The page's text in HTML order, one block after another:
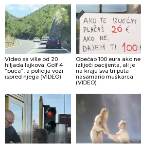
Video sa više od 20
hiljada lajkova: Golf 4
“puca”, a policija vozi
ispred njega (VIDEO)
Obećao 100 eura ako ne
izliječi pacijenta, ali je
na kraju sva tri puta
nasamario muškarca
(VIDEO)